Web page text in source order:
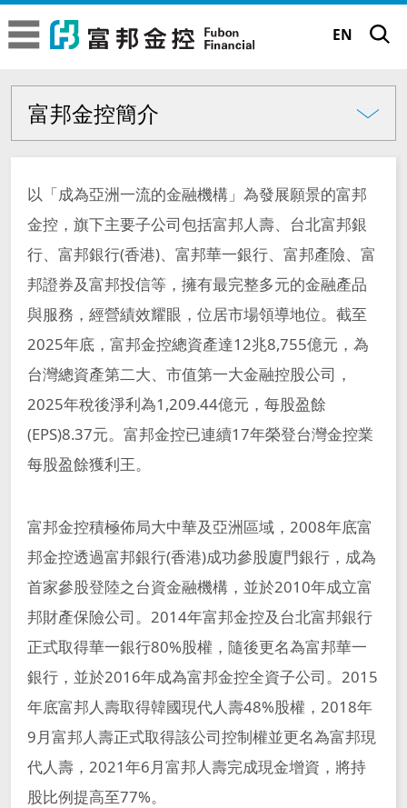
富邦金控
富邦金控
關於富邦金控
富邦金控簡介
經營委員會
專業殊榮
大事記
富邦集團簡介
品牌理念
企業標誌
正向力量 成就可能 TM
Run for Green®
永續發展
永續願景工程
永續願景工程
董事長的話
低碳
激勵
影響
重大主題鑑別
永續績效與獲獎
年度績效成果
評比及獲獎
永續行動實踐
永續國際倡議
永續報告書下載
報告書下載
其他 ESG 資料
利害關係人溝通
重大性議題分析
利害關係人溝通管道
利害關係人溝通頻率
公司治理架構
股東會
致股東報告書
法定揭露事項
董事會
董事會成員
董事會重要決議
董事會 (含功能性委員會) 績效評估
董事會出席情形
功能性委員會
公司重要章則
獨立董事信箱
申訴信箱
新聞中心
人才招募
職涯發展
甄選常見問題
與我們聯繫
投資人關係
據點查詢
金控成員
富邦人壽
富邦人壽(香港)
越南富邦人壽
EN
關於富邦金控 富邦金控簡介
富邦金控簡介
富邦金控簡介
經營委員會
金控子公司成員
專業殊榮
大事記
以「成為亞洲一流的金融機構」為發展願景的富邦
金控，旗下主要子公司包括富邦人壽、台北富邦銀
行、富邦銀行(香港)、富邦華一銀行、富邦產險、富
邦證券及富邦投信等，擁有最完整多元的金融產品
與服務，經營績效耀眼，位居市場領導地位。截至
2025年底，富邦金控總資產達12兆8,755億元，為
台灣總資產第二大、市值第一大金融控股公司，
2025年稅後淨利為1,209.44億元，每股盈餘
(EPS)8.37元。富邦金控已連續17年榮登台灣金控業
每股盈餘獲利王。
富邦金控積極佈局大中華及亞洲區域，2008年底富
邦金控透過富邦銀行(香港)成功參股廈門銀行，成為
首家參股登陸之台資金融機構，並於2010年成立富
邦財產保險公司。2014年富邦金控及台北富邦銀行
正式取得華一銀行80%股權，隨後更名為富邦華一
銀行，並於2016年成為富邦金控全資子公司。2015
年底富邦人壽取得韓國現代人壽48%股權，2018年
9月富邦人壽正式取得該公司控制權並更名為富邦現
代人壽，2021年6月富邦人壽完成現金增資，將持
股比例提高至77%。